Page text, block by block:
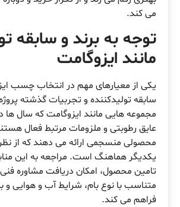
می کند.
توجه به برند و سابقه
مانند ایزوگامت
یکی از معیارهای مهم در انتخاب چسب
سابقه تولیدکننده و تجربیات گذشته
مجموعه هایی مانند ایزوگامت که سال ها
عایق رطوبتی و ملزومات مرتبط فعال
محصولی منسجمی ارائه می دهند که از
یکدیگر هماهنگ است. مراجعه به این
تامین محصول، امکان دریافت مشاوره
متناسب با نوع بام، شرایط آب و هوایی و
فراهم می کند.